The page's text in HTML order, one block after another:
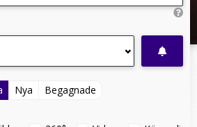
Nya Begagnade